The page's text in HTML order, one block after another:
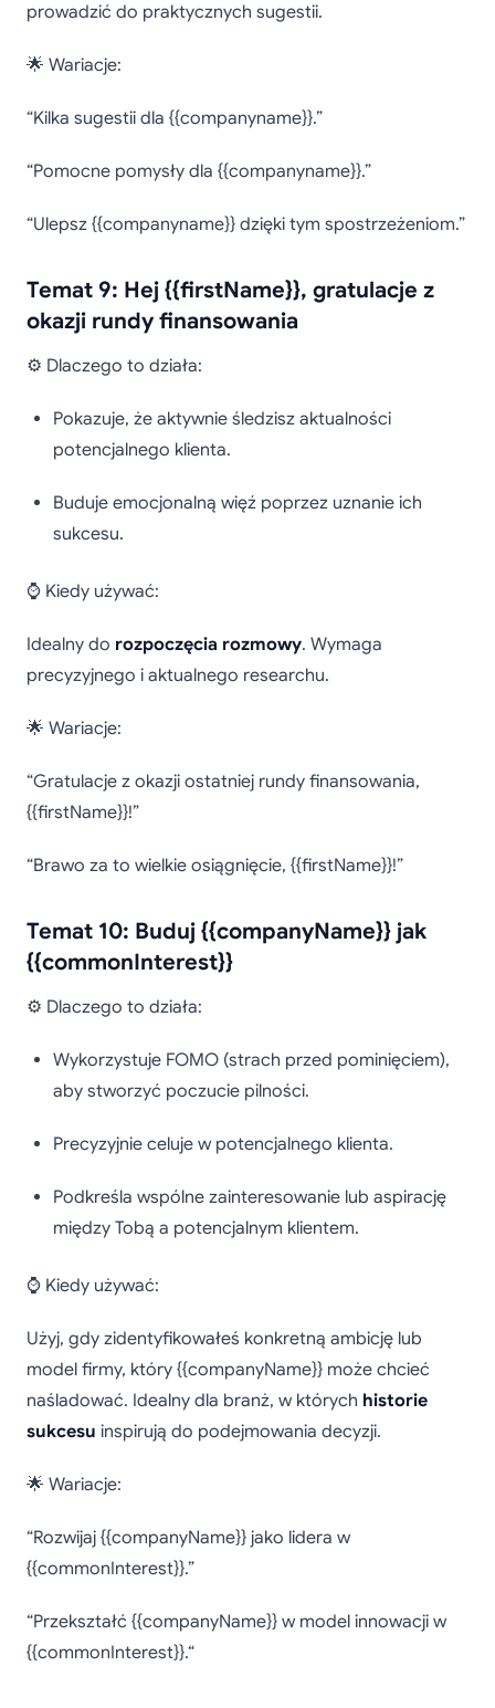
prowadzić do praktycznych sugestii.
🌟 Wariacje:
“Kilka sugestii dla {{companyname}}.”
“Pomocne pomysły dla {{companyname}}.”
“Ulepsz {{companyname}} dzięki tym spostrzeżeniom.”
Temat 9: Hej {{firstName}}, gratulacje z
okazji rundy finansowania
⚙️ Dlaczego to działa:
Pokazuje, że aktywnie śledzisz aktualności
potencjalnego klienta.
Buduje emocjonalną więź poprzez uznanie ich
sukcesu.
⌚ Kiedy używać:
Idealny do rozpoczęcia rozmowy. Wymaga
precyzyjnego i aktualnego researchu.
🌟 Wariacje:
“Gratulacje z okazji ostatniej rundy finansowania,
{{firstName}}!”
“Brawo za to wielkie osiągnięcie, {{firstName}}!”
Temat 10: Buduj {{companyName}} jak
{{commonInterest}}
⚙️ Dlaczego to działa:
Wykorzystuje FOMO (strach przed pominięciem),
aby stworzyć poczucie pilności.
Precyzyjnie celuje w potencjalnego klienta.
Podkreśla wspólne zainteresowanie lub aspirację
między Tobą a potencjalnym klientem.
⌚ Kiedy używać:
Użyj, gdy zidentyfikowałeś konkretną ambicję lub
model firmy, który {{companyName}} może chcieć
naśladować. Idealny dla branż, w których historie
sukcesu inspirują do podejmowania decyzji.
🌟 Wariacje:
“Rozwijaj {{companyName}} jako lidera w
{{commonInterest}}.”
“Przekształć {{companyName}} w model innowacji w
{{commonInterest}}.“